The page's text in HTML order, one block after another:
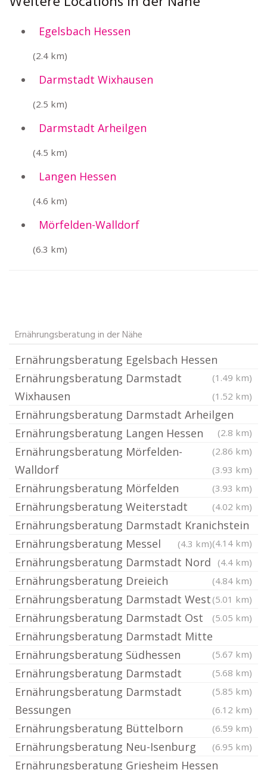
Egelsbach Hessen
(2.4 km)
Darmstadt Wixhausen
(2.5 km)
Darmstadt Arheilgen
(4.5 km)
Langen Hessen
(4.6 km)
Mörfelden-Walldorf
(6.3 km)
Ernährungsberatung in der Nähe
Ernährungsberatung Egelsbach Hessen
(1.49 km)
Ernährungsberatung Darmstadt
Wixhausen
(1.52 km)
Ernährungsberatung Darmstadt Arheilgen
(2.8 km)
Ernährungsberatung Langen Hessen
(2.86 km)
Ernährungsberatung Mörfelden-
Walldorf
(3.93 km)
Ernährungsberatung Mörfelden (3.93 km)
Ernährungsberatung Weiterstadt (4.02 km)
Ernährungsberatung Darmstadt Kranichstein
(4.14 km)
Ernährungsberatung Messel (4.3 km)
Ernährungsberatung Darmstadt Nord (4.4 km)
Ernährungsberatung Dreieich (4.84 km)
Ernährungsberatung Darmstadt West (5.01 km)
Ernährungsberatung Darmstadt Ost (5.05 km)
Ernährungsberatung Darmstadt Mitte
(5.67 km)
Ernährungsberatung Südhessen
(5.68 km)
Ernährungsberatung Darmstadt
(5.85 km)
Ernährungsberatung Darmstadt
Bessungen
(6.12 km)
Ernährungsberatung Büttelborn (6.59 km)
Ernährungsberatung Neu-Isenburg (6.95 km)
Ernährungsberatung Griesheim Hessen